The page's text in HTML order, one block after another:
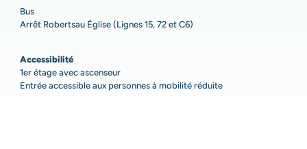
Bus
Arrêt Robertsau Église (Lignes 15, 72 et C6)
Accessibilité
1er étage avec ascenseur
Entrée accessible aux personnes à mobilité réduite